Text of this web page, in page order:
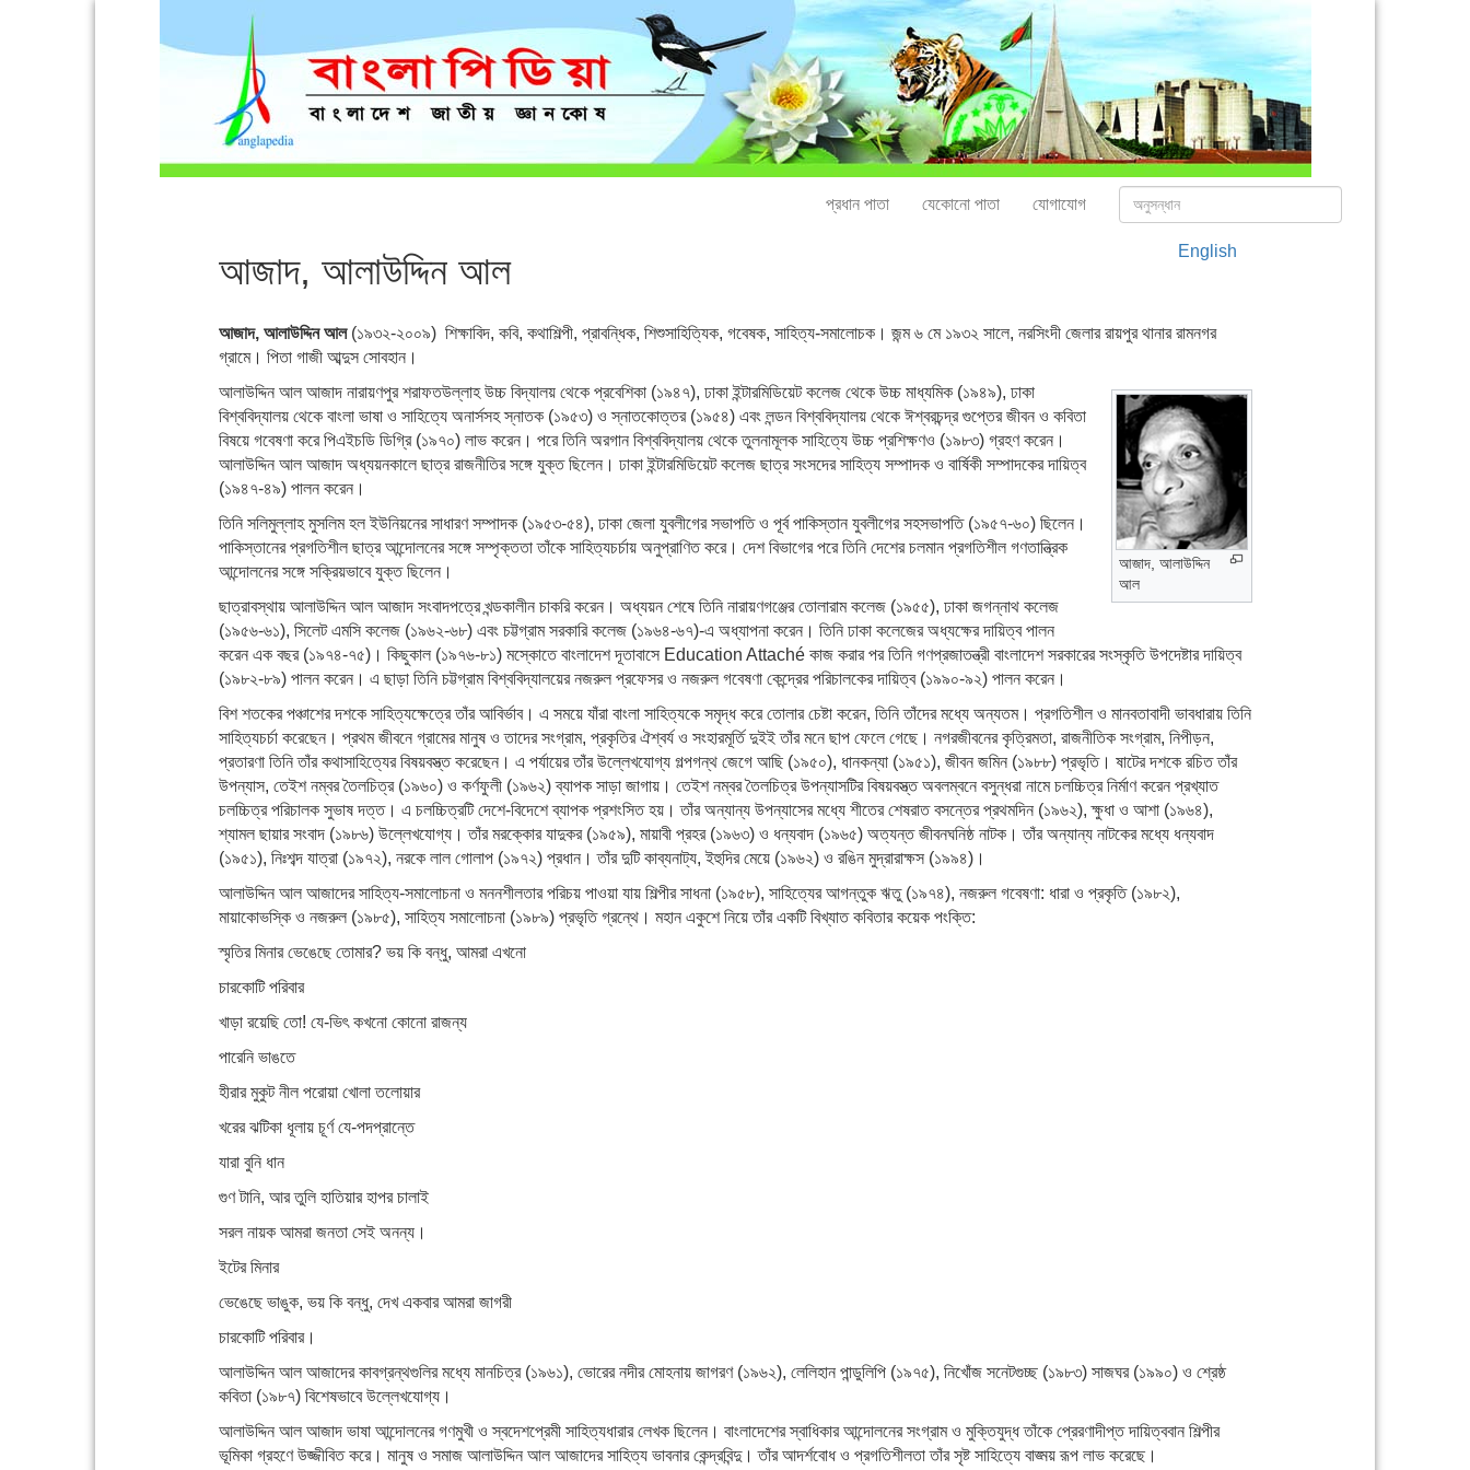
প্রধান পাতা যেকোনো পাতা যোগাযোগ
আজাদ, আলাউদ্দিন আল English
আজাদ, আলাউদ্দিন আল(১৯৩২-২০০৯) শিক্ষাবিদ, কবি, কথাশিল্পী, প্রাবন্ধিক, শিশুসাহিত্যিক, গবেষক, সাহিত্য-সমালোচক। জন্ম ৬ মে ১৯৩২ সালে, নরসিংদী জেলার রায়পুর থানার রামনগর
গ্রামে। পিতা গাজী আব্দুস সোবহান।
আজাদ, আলাউদ্দিন
আল
আলাউদ্দিন আল আজাদ নারায়ণপুর শরাফতউল্লাহ উচ্চ বিদ্যালয় থেকে প্রবেশিকা (১৯৪৭), ঢাকা ইন্টারমিডিয়েট কলেজ থেকে উচ্চ মাধ্যমিক (১৯৪৯), ঢাকা
বিশ্ববিদ্যালয় থেকে বাংলা ভাষা ও সাহিত্যে অনার্সসহ স্নাতক (১৯৫৩) ও স্নাতকোত্তর (১৯৫৪) এবং লন্ডন বিশ্ববিদ্যালয় থেকে ঈশ্বরচন্দ্র গুপ্তের জীবন ও কবিতা
বিষয়ে গবেষণা করে পিএইচডি ডিগ্রি (১৯৭০) লাভ করেন। পরে তিনি অরগান বিশ্ববিদ্যালয় থেকে তুলনামূলক সাহিত্যে উচ্চ প্রশিক্ষণও (১৯৮৩) গ্রহণ করেন।
আলাউদ্দিন আল আজাদ অধ্যয়নকালে ছাত্র রাজনীতির সঙ্গে যুক্ত ছিলেন। ঢাকা ইন্টারমিডিয়েট কলেজ ছাত্র সংসদের সাহিত্য সম্পাদক ও বার্ষিকী সম্পাদকের দায়িত্ব
(১৯৪৭-৪৯) পালন করেন।
তিনি সলিমুল্লাহ মুসলিম হল ইউনিয়নের সাধারণ সম্পাদক (১৯৫৩-৫৪), ঢাকা জেলা যুবলীগের সভাপতি ও পূর্ব পাকিস্তান যুবলীগের সহসভাপতি (১৯৫৭-৬০) ছিলেন।
পাকিস্তানের প্রগতিশীল ছাত্র আন্দোলনের সঙ্গে সম্পৃক্ততা তাঁকে সাহিত্যচর্চায় অনুপ্রাণিত করে। দেশ বিভাগের পরে তিনি দেশের চলমান প্রগতিশীল গণতান্ত্রিক
আন্দোলনের সঙ্গে সক্রিয়ভাবে যুক্ত ছিলেন।
ছাত্রাবস্থায় আলাউদ্দিন আল আজাদ সংবাদপত্রে খন্ডকালীন চাকরি করেন। অধ্যয়ন শেষে তিনি নারায়ণগঞ্জের তোলারাম কলেজ (১৯৫৫), ঢাকা জগন্নাথ কলেজ
(১৯৫৬-৬১), সিলেট এমসি কলেজ (১৯৬২-৬৮) এবং চট্টগ্রাম সরকারি কলেজ (১৯৬৪-৬৭)-এ অধ্যাপনা করেন। তিনি ঢাকা কলেজের অধ্যক্ষের দায়িত্ব পালন
করেন এক বছর (১৯৭৪-৭৫)। কিছুকাল (১৯৭৬-৮১) মস্কোতে বাংলাদেশ দূতাবাসে Education Attaché কাজ করার পর তিনি গণপ্রজাতন্ত্রী বাংলাদেশ সরকারের সংস্কৃতি উপদেষ্টার দায়িত্ব
(১৯৮২-৮৯) পালন করেন। এ ছাড়া তিনি চট্টগ্রাম বিশ্ববিদ্যালয়ের নজরুল প্রফেসর ও নজরুল গবেষণা কেন্দ্রের পরিচালকের দায়িত্ব (১৯৯০-৯২) পালন করেন।
বিশ শতকের পঞ্চাশের দশকে সাহিত্যক্ষেত্রে তাঁর আবির্ভাব। এ সময়ে যাঁরা বাংলা সাহিত্যকে সমৃদ্ধ করে তোলার চেষ্টা করেন, তিনি তাঁদের মধ্যে অন্যতম। প্রগতিশীল ও মানবতাবাদী ভাবধারায় তিনি
সাহিত্যচর্চা করেছেন। প্রথম জীবনে গ্রামের মানুষ ও তাদের সংগ্রাম, প্রকৃতির ঐশ্বর্য ও সংহারমূর্তি দুইই তাঁর মনে ছাপ ফেলে গেছে। নগরজীবনের কৃত্রিমতা, রাজনীতিক সংগ্রাম, নিপীড়ন,
প্রতারণা তিনি তাঁর কথাসাহিত্যের বিষয়বস্ত্ত করেছেন। এ পর্যায়ের তাঁর উল্লেখযোগ্য গল্পগন্থ জেগে আছি (১৯৫০), ধানকন্যা (১৯৫১), জীবন জমিন (১৯৮৮) প্রভৃতি। ষাটের দশকে রচিত তাঁর
উপন্যাস, তেইশ নম্বর তৈলচিত্র (১৯৬০) ও কর্ণফুলী (১৯৬২) ব্যাপক সাড়া জাগায়। তেইশ নম্বর তৈলচিত্র উপন্যাসটির বিষয়বস্ত্ত অবলম্বনে বসুন্ধরা নামে চলচ্চিত্র নির্মাণ করেন প্রখ্যাত
চলচ্চিত্র পরিচালক সুভাষ দত্ত। এ চলচ্চিত্রটি দেশে-বিদেশে ব্যাপক প্রশংসিত হয়। তাঁর অন্যান্য উপন্যাসের মধ্যে শীতের শেষরাত বসন্তের প্রথমদিন (১৯৬২), ক্ষুধা ও আশা (১৯৬৪),
শ্যামল ছায়ার সংবাদ (১৯৮৬) উল্লেখযোগ্য। তাঁর মরক্কোর যাদুকর (১৯৫৯), মায়াবী প্রহর (১৯৬৩) ও ধন্যবাদ (১৯৬৫) অত্যন্ত জীবনঘনিষ্ঠ নাটক। তাঁর অন্যান্য নাটকের মধ্যে ধন্যবাদ
(১৯৫১), নিঃশব্দ যাত্রা (১৯৭২), নরকে লাল গোলাপ (১৯৭২) প্রধান। তাঁর দুটি কাব্যনাট্য, ইহুদির মেয়ে (১৯৬২) ও রঙিন মুদ্রারাক্ষস (১৯৯৪)।
আলাউদ্দিন আল আজাদের সাহিত্য-সমালোচনা ও মননশীলতার পরিচয় পাওয়া যায় শিল্পীর সাধনা (১৯৫৮), সাহিত্যের আগন্তুক ঋতু (১৯৭৪), নজরুল গবেষণা: ধারা ও প্রকৃতি (১৯৮২),
মায়াকোভস্কি ও নজরুল (১৯৮৫), সাহিত্য সমালোচনা (১৯৮৯) প্রভৃতি গ্রন্থে। মহান একুশে নিয়ে তাঁর একটি বিখ্যাত কবিতার কয়েক পংক্তি:
স্মৃতির মিনার ভেঙেছে তোমার? ভয় কি বন্ধু, আমরা এখনো
চারকোটি পরিবার
খাড়া রয়েছি তো! যে-ভিৎ কখনো কোনো রাজন্য
পারেনি ভাঙতে
হীরার মুকুট নীল পরোয়া খোলা তলোয়ার
খরের ঝটিকা ধূলায় চূর্ণ যে-পদপ্রান্তে
যারা বুনি ধান
গুণ টানি, আর তুলি হাতিয়ার হাপর চালাই
সরল নায়ক আমরা জনতা সেই অনন্য।
ইটের মিনার
ভেঙেছে ভাঙুক, ভয় কি বন্ধু, দেখ একবার আমরা জাগরী
চারকোটি পরিবার।
আলাউদ্দিন আল আজাদের কাবগ্রন্থগুলির মধ্যে মানচিত্র (১৯৬১), ভোরের নদীর মোহনায় জাগরণ (১৯৬২), লেলিহান পান্ডুলিপি (১৯৭৫), নিখোঁজ সনেটগুচ্ছ (১৯৮৩) সাজঘর (১৯৯০) ও শ্রেষ্ঠ
কবিতা (১৯৮৭) বিশেষভাবে উল্লেখযোগ্য।
আলাউদ্দিন আল আজাদ ভাষা আন্দোলনের গণমুখী ও স্বদেশপ্রেমী সাহিত্যধারার লেখক ছিলেন। বাংলাদেশের স্বাধিকার আন্দোলনের সংগ্রাম ও মুক্তিযুদ্ধ তাঁকে প্রেরণাদীপ্ত দায়িত্ববান শিল্পীর
ভূমিকা গ্রহণে উজ্জীবিত করে। মানুষ ও সমাজ আলাউদ্দিন আল আজাদের সাহিত্য ভাবনার কেন্দ্রবিন্দু। তাঁর আদর্শবোধ ও প্রগতিশীলতা তাঁর সৃষ্ট সাহিত্যে বাঙ্ময় রূপ লাভ করেছে।